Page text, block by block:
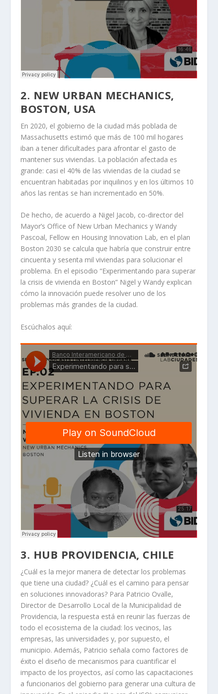
2. NEW URBAN MECHANICS,
BOSTON, USA
En 2020, el gobierno de la ciudad más poblada de
Massachusetts estimó que más de 100 mil hogares
iban a tener dificultades para afrontar el gasto de
mantener sus viviendas. La población afectada es
grande: casi el 40% de las viviendas de la ciudad se
encuentran habitadas por inquilinos y en los últimos 10
años las rentas se han incrementado en 50%.
De hecho, de acuerdo a Nigel Jacob, co-director del
Mayor’s Office of New Urban Mechanics y Wandy
Pascoal, Fellow en Housing Innovation Lab, en el plan
Boston 2030 se calcula que habría que construir entre
cincuenta y sesenta mil viviendas para solucionar el
problema. En el episodio “Experimentando para superar
la crisis de vivienda en Boston” Nigel y Wandy explican
cómo la innovación puede resolver uno de los
problemas más grandes de la ciudad.
Escúchalos aquí:
3. HUB PROVIDENCIA, CHILE
¿Cuál es la mejor manera de detectar los problemas
que tiene una ciudad? ¿Cuál es el camino para pensar
en soluciones innovadoras? Para Patricio Ovalle,
Director de Desarrollo Local de la Municipalidad de
Providencia, la respuesta está en reunir las fuerzas de
todo el ecosistema de la ciudad: los vecinos, las
empresas, las universidades y, por supuesto, el
municipio. Además, Patricio señala como factores de
éxito el diseño de mecanismos para cuantificar el
impacto de los proyectos, así como las capacitaciones
a funcionarios del gobierno para generar una cultura de